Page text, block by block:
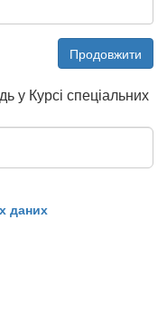
у Курсі спеціальних
даних